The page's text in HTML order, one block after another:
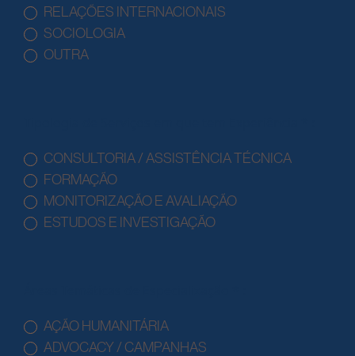
RELAÇÕES INTERNACIONAIS
SOCIOLOGIA
OUTRA
CONSULTORIA / ASSISTÊNCIA TÉCNICA
FORMAÇÃO
MONITORIZAÇÃO E AVALIAÇÃO
ESTUDOS E INVESTIGAÇÃO
AÇÃO HUMANITÁRIA
ADVOCACY / CAMPANHAS